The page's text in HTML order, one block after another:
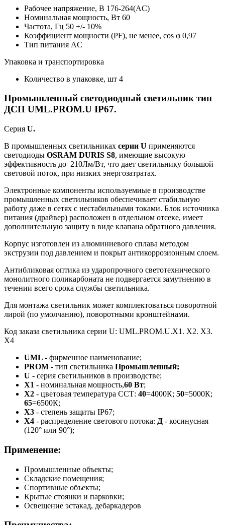
Рабочее напряжение, В 176-264(AC)
Номинальная мощность, Вт 60
Частота, Гц 50 +/- 10%
Коэффициент мощности (PF), не менее, cos φ 0,97
Тип питания AC
Упаковка и транспортировка
Количество в упаковке, шт 4
Промышленный светодиодный светильник тип
ДСП UML.PROM.U IP67.
Серия U.
В промышленных светильниках серии U применяются
светодиоды OSRAM DURIS S8, имеющие высокую
эффективность до 210Лм/Вт, что дает светильнику большой
световой поток, при низких энергозатратах.
Электронные компоненты используемиые в производстве
промышленных светильников обеспечивает стабильную
работу даже в сетях с нестабильными токами. Блок источника
питания (драйвер) расположен в отдельном отсеке, имеет
дополнительную защиту в виде клапана обратного давления.
Корпус изготовлен из алюминиевого сплава методом
экструзии под давлением и покрыт антикоррозионным слоем.
Антибликовая оптика из ударопрочного светотехнического
монолитного поликарбоната не подвергается замутнению в
течении всего срока службы светильника.
Для монтажа светильник может комплектоваться поворотной
лирой (по умолчанию), поворотными кронштейнами.
Код заказа светильника серии U: UML.PROM.U.X1. X2. X3.
Х4
UML - фирменное наименование;
PROM - тип светильника Промышленный;
U - серия светильников в производстве;
X1 - номинальная мощность,60 Вт;
Х2 - цветовая температура ССТ: 40=4000К; 50=5000К;
65=6500К;
X3 - степень защиты IP67;
Х4 - распределение светового потока: Д - косинусная
(120° или 90°);
Применение:
Промышленные объекты;
Складские помещения;
Спортивные объекты;
Крытые стоянки и парковки;
Освещение эстакад, дебаркадеров